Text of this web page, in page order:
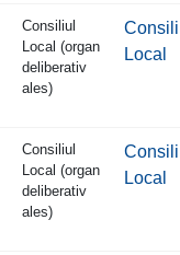
Consiliul
Local (organ
deliberativ
ales)
Local
Consiliul
Local (organ
deliberativ
ales)
Local